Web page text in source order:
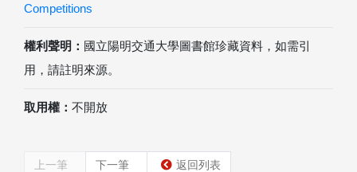
Competitions
權利聲明： 國立陽明交通大學圖書館珍藏資料，如需引
用，請註明來源。
取用權： 不開放
上一筆 下一筆 返回列表